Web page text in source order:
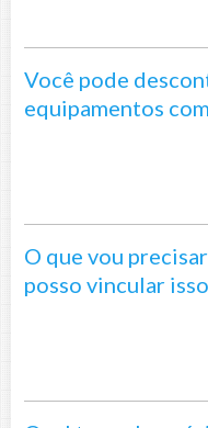
Você pode
equipamentos
O que vou
posso vincular